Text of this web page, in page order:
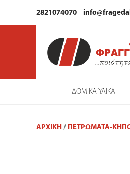
2821074070
ΔΟΜΙΚΑ ΥΛΙΚΑ
ΑΡΧΙΚΉ / ΠΕΤΡΩΜΑΤΑ-